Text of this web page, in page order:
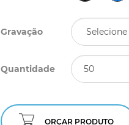
Gravação
Quantidade
ORÇAR PRODUTO